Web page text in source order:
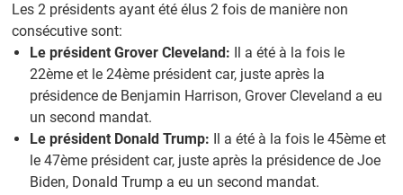
Les 2 présidents ayant été élus 2 fois de manière non
consécutive sont:
Le président Grover Cleveland: Il a été à la fois le
22ème et le 24ème président car, juste après la
présidence de Benjamin Harrison, Grover Cleveland a eu
un second mandat.
Le président Donald Trump: Il a été à la fois le 45ème et
le 47ème président car, juste après la présidence de Joe
Biden, Donald Trump a eu un second mandat.